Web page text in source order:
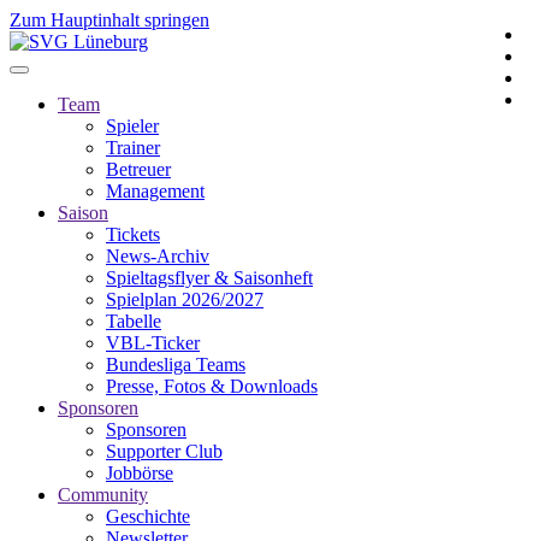
Zum Hauptinhalt springen
Team
Spieler
Trainer
Betreuer
Management
Saison
Tickets
News-Archiv
Spieltagsflyer & Saisonheft
Spielplan 2026/2027
Tabelle
VBL-Ticker
Bundesliga Teams
Presse, Fotos & Downloads
Sponsoren
Sponsoren
Supporter Club
Jobbörse
Community
Geschichte